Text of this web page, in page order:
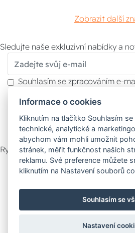
Zobrazit další
Sledujte naše exkluzivní nabídky a
Souhlasím se zpracováním e-
Více informací naleznete v
údajů . Souhlas můžete
Rychlý kontakt
Zákaznický servis
Informace o cookies
Kliknutím na tlačítko Souhlasím
technické, analytické a
abychom vám mohli umožnit
stránek, měřit funkčnost našich
reklamu. Své preference můžete
kliknutím na Nastavení souborů
Souhlasím se
Nastavení